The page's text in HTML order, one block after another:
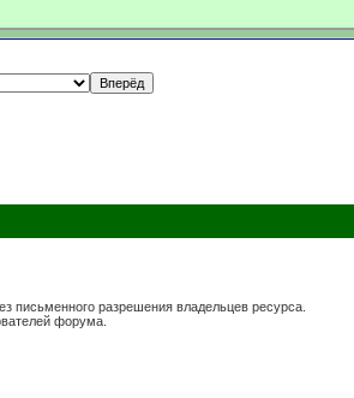
письменного разрешения владельцев ресурса.
форума.